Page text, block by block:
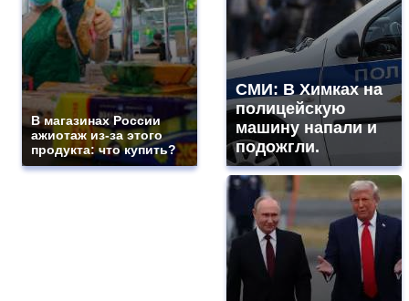
В магазинах России
ажиотаж из-за этого
продукта: что купить?
СМИ: В Химках на
полицейскую
машину напали и
подожгли.